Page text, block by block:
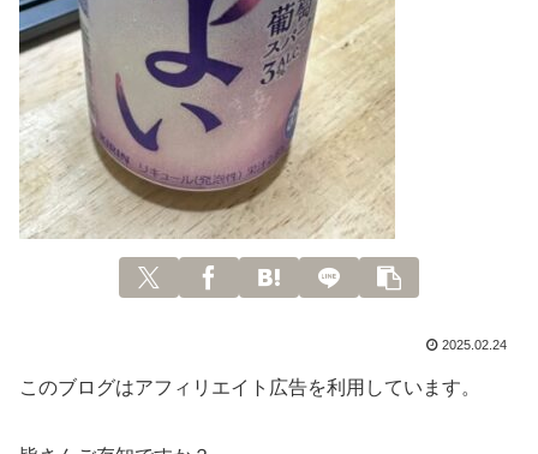
2025.02.24
このブログはアフィリエイト広告を利用しています。